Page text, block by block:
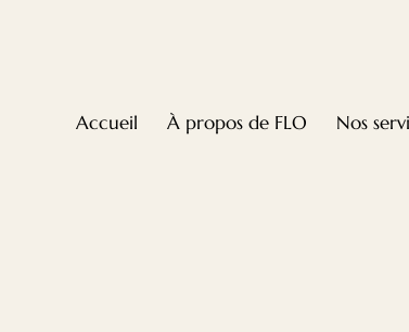
Accueil À propos de FLO Nos